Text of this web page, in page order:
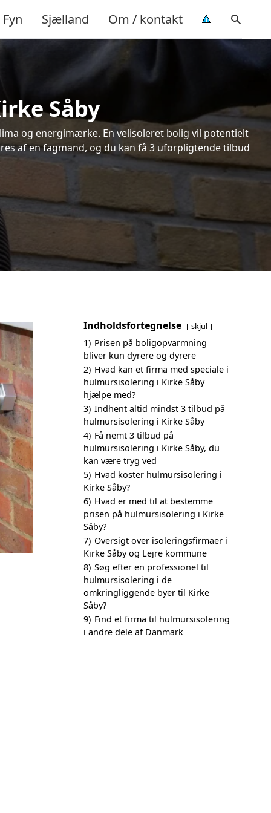
Fyn Sjælland Om / kontakt
Såby
og energimærke. En velisoleret bolig vil potentielt
af en fagmand, og du kan få 3 uforpligtende tilbud
Indholdsfortegnelse skjul
1) Prisen på boligopvarmning
bliver kun dyrere og dyrere
2) Hvad kan et firma med speciale i
hulmursisolering i Kirke Såby
hjælpe med?
3) Indhent altid mindst 3 tilbud på
hulmursisolering i Kirke Såby
4) Få nemt 3 tilbud på
hulmursisolering i Kirke Såby, du
kan være tryg ved
5) Hvad koster hulmursisolering i
Kirke Såby?
6) Hvad er med til at bestemme
prisen på hulmursisolering i Kirke
Såby?
7) Oversigt over isoleringsfirmaer i
Kirke Såby og Lejre kommune
8) Søg efter en professionel til
hulmursisolering i de
omkringliggende byer til Kirke
Såby?
9) Find et firma til hulmursisolering
i andre dele af Danmark